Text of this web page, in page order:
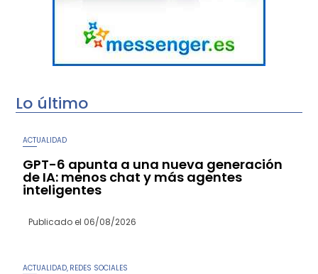
Lo último
ACTUALIDAD
GPT-6 apunta a una nueva generación
de IA: menos chat y más agentes
inteligentes
Publicado el 06/08/2026
ACTUALIDAD REDES SOCIALES